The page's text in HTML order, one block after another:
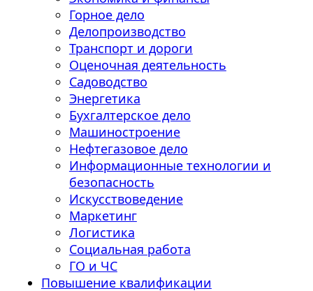
Горное дело
Делопроизводство
Транспорт и дороги
Оценочная деятельность
Садоводство
Энергетика
Бухгалтерское дело
Машиностроение
Нефтегазовое дело
Информационные технологии и
безопасность
Искусствоведение
Маркетинг
Логистика
Социальная работа
ГО и ЧС
Повышение квалификации